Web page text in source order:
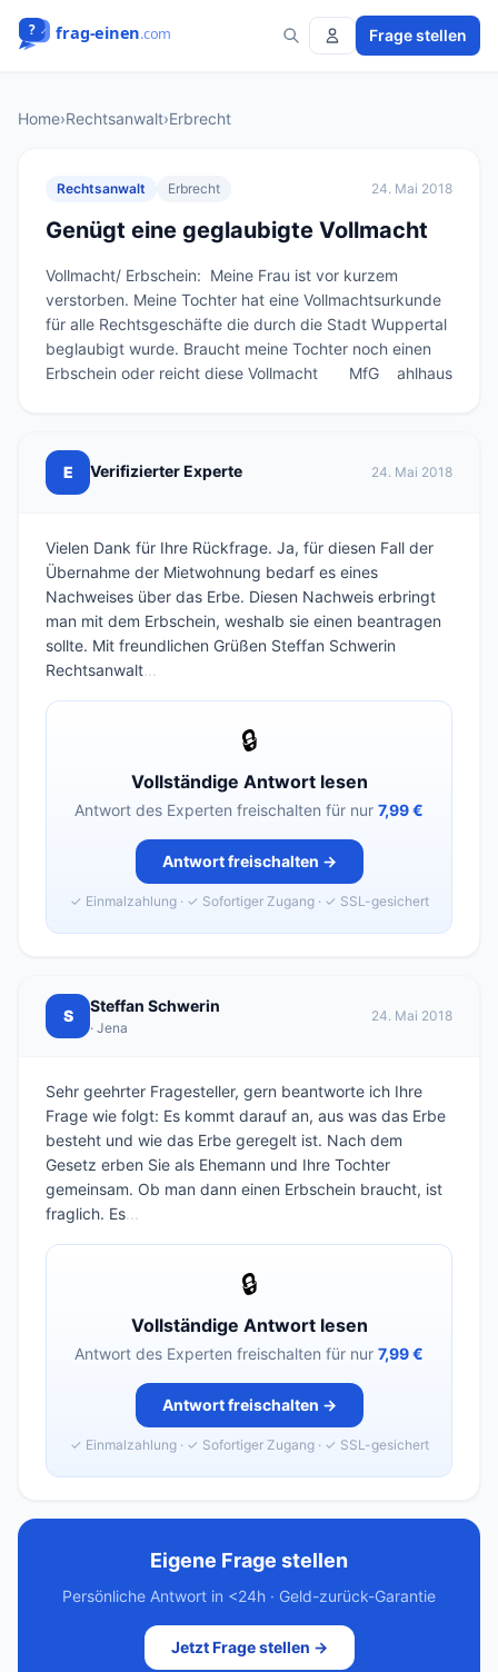
Frage stellen
Home›Rechtsanwalt›Erbrecht
Rechtsanwalt Erbrecht 24. Mai 2018
Genügt eine geglaubigte Vollmacht
Vollmacht/ Erbschein:  Meine Frau ist vor kurzem
verstorben. Meine Tochter hat eine Vollmachtsurkunde
für alle Rechtsgeschäfte die durch die Stadt Wuppertal
beglaubigt wurde. Braucht meine Tochter noch einen
Erbschein oder reicht diese Vollmacht       MfG    ahlhaus
E Verifizierter Experte 24. Mai 2018
Vielen Dank für Ihre Rückfrage. Ja, für diesen Fall der
Übernahme der Mietwohnung bedarf es eines
Nachweises über das Erbe. Diesen Nachweis erbringt
man mit dem Erbschein, weshalb sie einen beantragen
sollte. Mit freundlichen Grüßen Steffan Schwerin
Rechtsanwalt...
🔒
Vollständige Antwort lesen
Antwort des Experten freischalten für nur 7,99 €
Antwort freischalten →
✓ Einmalzahlung · ✓ Sofortiger Zugang · ✓ SSL-gesichert
S
Steffan Schwerin
· Jena
24. Mai 2018
Sehr geehrter Fragesteller, gern beantworte ich Ihre
Frage wie folgt: Es kommt darauf an, aus was das Erbe
besteht und wie das Erbe geregelt ist. Nach dem
Gesetz erben Sie als Ehemann und Ihre Tochter
gemeinsam. Ob man dann einen Erbschein braucht, ist
fraglich. Es...
🔒
Vollständige Antwort lesen
Antwort des Experten freischalten für nur 7,99 €
Antwort freischalten →
✓ Einmalzahlung · ✓ Sofortiger Zugang · ✓ SSL-gesichert
Eigene Frage stellen
Persönliche Antwort in <24h · Geld-zurück-Garantie
Jetzt Frage stellen →